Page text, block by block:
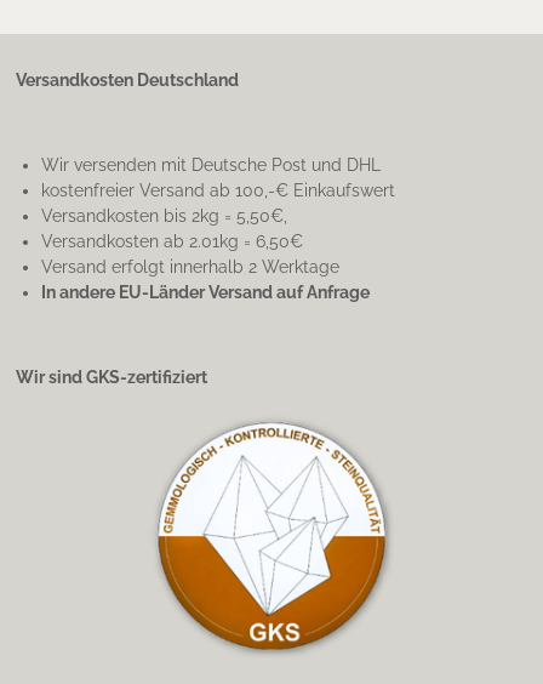
Versandkosten Deutschland
Wir versenden mit Deutsche Post und DHL
kostenfreier Versand ab 100,-€ Einkaufswert
Versandkosten bis 2kg = 5,50€,
Versandkosten ab 2.01kg = 6,50€
Versand erfolgt innerhalb 2 Werktage
In andere EU-Länder Versand auf Anfrage
Wir sind GKS-zertifiziert